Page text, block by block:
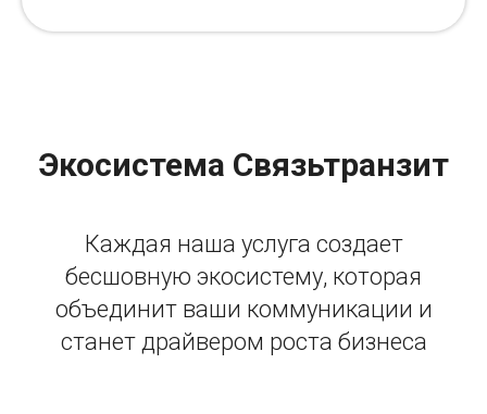
Экосистема Связьтранзит
Каждая наша услуга создает
бесшовную экосистему, которая
объединит ваши коммуникации и
станет драйвером роста бизнеса